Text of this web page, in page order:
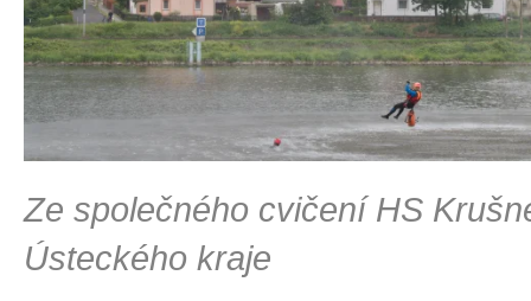
Ze společného cvičení HS
Ústeckého kraje